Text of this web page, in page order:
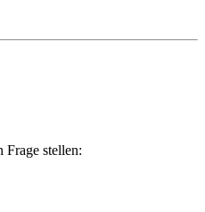
Frage stellen: